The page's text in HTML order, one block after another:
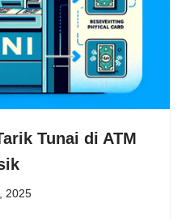
Tunai di ATM
2025